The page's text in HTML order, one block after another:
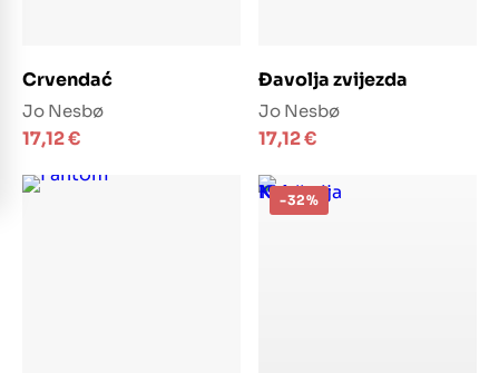
Crvendać
Jo Nesbø
17,12€
Đavolja zvijezda
Jo Nesbø
17,12€
-32%